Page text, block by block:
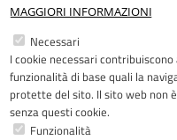
MAGGIORI INFORMAZIONI
Necessari
I cookie necessari
funzionalità di base quali la
protette del sito. Il sito web non
senza questi cookie.
Funzionalità